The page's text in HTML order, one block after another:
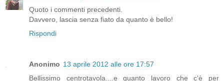
Quoto i commenti precedenti.
Davvero, lascia senza fiato da quanto è bello!
Rispondi
Anonimo 13 aprile 2012 alle ore 17:57
Bellissimo centrotavola....e quanto lavoro che c'è per